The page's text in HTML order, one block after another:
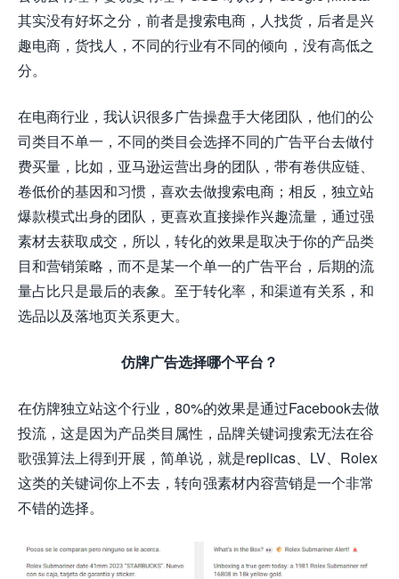
其实没有好坏之分，前者是搜索电商，人找货，后者是兴
趣电商，货找人，不同的行业有不同的倾向，没有高低之
分。
在电商行业，我认识很多广告操盘手大佬团队，他们的公
司类目不单一，不同的类目会选择不同的广告平台去做付
费买量，比如，亚马逊运营出身的团队，带有卷供应链、
卷低价的基因和习惯，喜欢去做搜索电商；相反，独立站
爆款模式出身的团队，更喜欢直接操作兴趣流量，通过强
素材去获取成交，所以，转化的效果是取决于你的产品类
目和营销策略，而不是某一个单一的广告平台，后期的流
量占比只是最后的表象。至于转化率，和渠道有关系，和
选品以及落地页关系更大。
仿牌广告选择哪个平台？
在仿牌独立站这个行业，80%的效果是通过Facebook去做
投流，这是因为产品类目属性，品牌关键词搜索无法在谷
歌强算法上得到开展，简单说，就是replicas、LV、Rolex
这类的关键词你上不去，转向强素材内容营销是一个非常
不错的选择。